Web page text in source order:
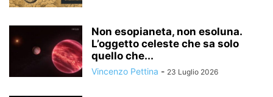
Non esopianeta, non esoluna.
L’oggetto celeste che sa solo
quello che...
Vincenzo Pettina - 23 Luglio 2026